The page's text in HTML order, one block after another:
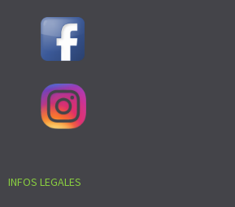
INFOS LEGALES